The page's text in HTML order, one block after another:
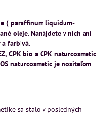
( paraffinum liquidum-
oleje. Nanájdete v nich ani
a farbivá.
CPK bio a CPK naturcosmetic
naturcosmetic je nositeľom
sa stalo v posledných